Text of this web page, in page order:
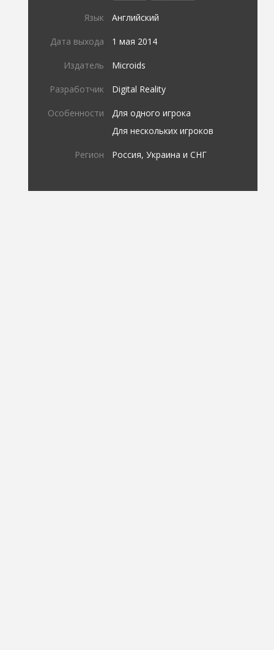
Язык Английский
Дата выхода 1 мая 2014
Издатель Microids
Разработчик Digital Reality
Особенности
Для одного игрока
Для нескольких игроков
Регион Россия, Украина и СНГ